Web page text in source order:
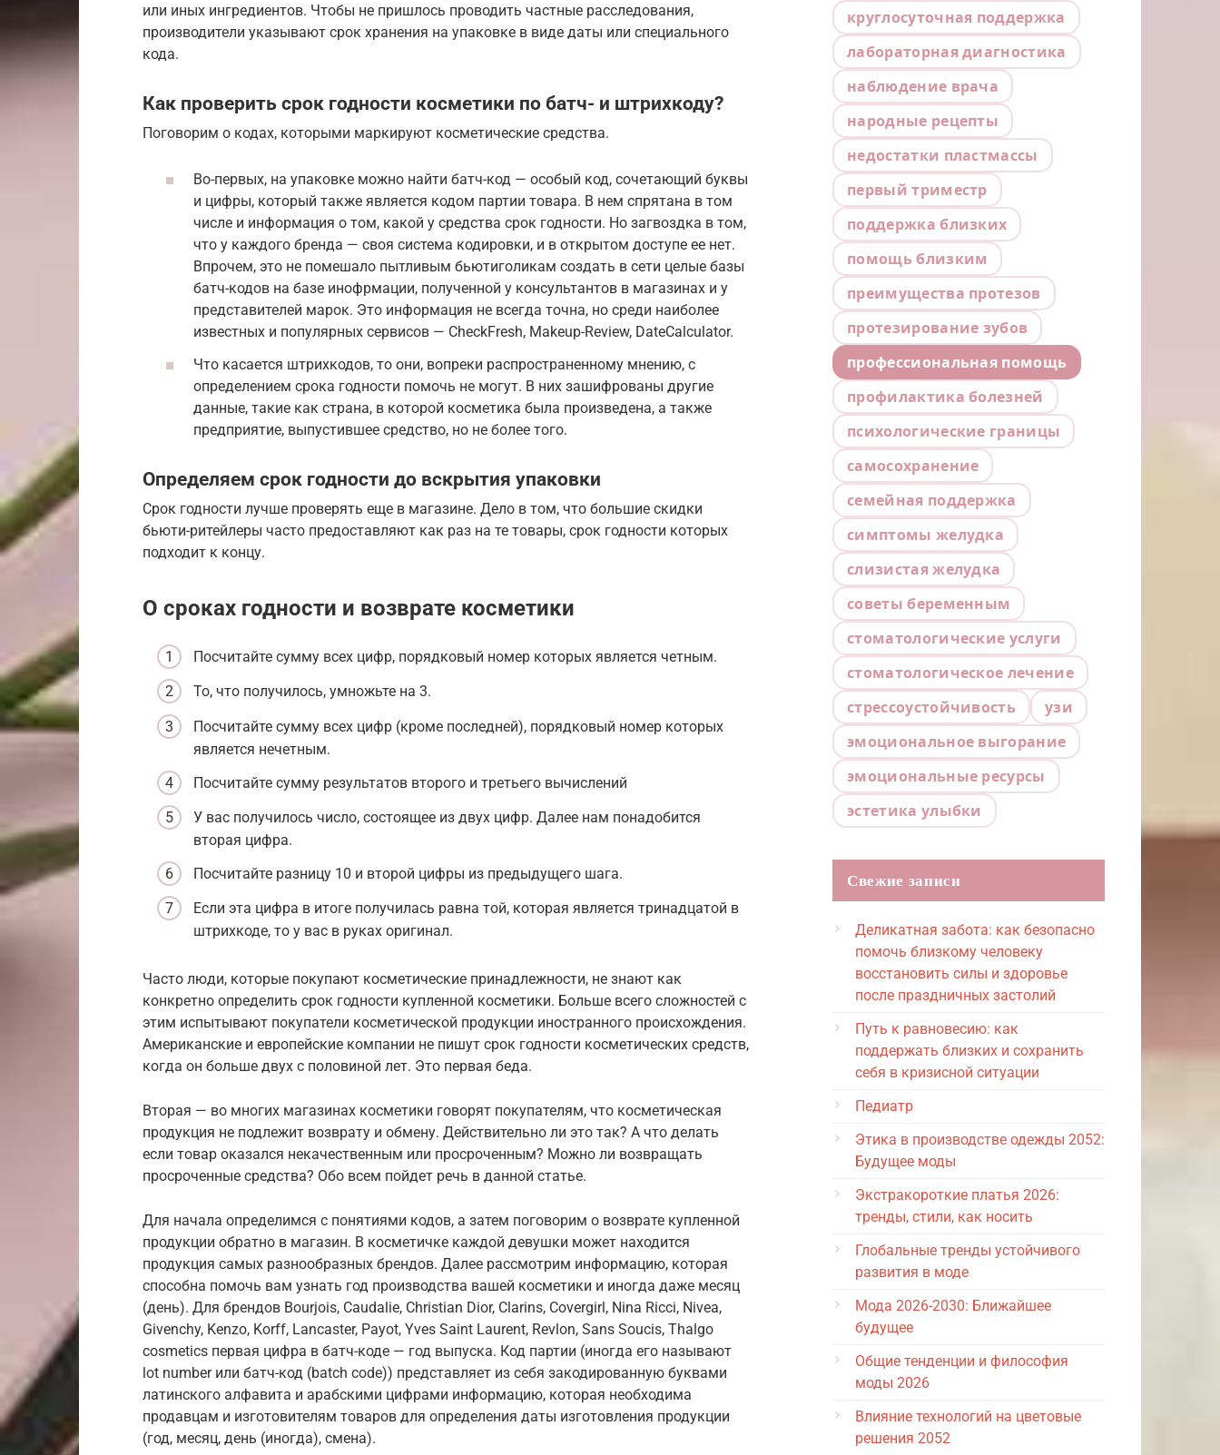
или иных ингредиентов. Чтобы не пришлось проводить частные расследования,
производители указывают срок хранения на упаковке в виде даты или специального
кода.
Как проверить срок годности косметики по батч- и штрихкоду?
Поговорим о кодах, которыми маркируют косметические средства.
Во-первых, на упаковке можно найти батч-код — особый код, сочетающий буквы
и цифры, который также является кодом партии товара. В нем спрятана в том
числе и информация о том, какой у средства срок годности. Но загвоздка в том,
что у каждого бренда — своя система кодировки, и в открытом доступе ее нет.
Впрочем, это не помешало пытливым бьютиголикам создать в сети целые базы
батч-кодов на базе инофрмации, полученной у консультантов в магазинах и у
представителей марок. Это информация не всегда точна, но среди наиболее
известных и популярных сервисов — CheckFresh, Makeup-Review, DateCalculator.
Что касается штрихкодов, то они, вопреки распространенному мнению, с
определением срока годности помочь не могут. В них зашифрованы другие
данные, такие как страна, в которой косметика была произведена, а также
предприятие, выпустившее средство, но не более того.
Определяем срок годности до вскрытия упаковки
Срок годности лучше проверять еще в магазине. Дело в том, что большие скидки
бьюти-ритейлеры часто предоставляют как раз на те товары, срок годности которых
подходит к концу.
О сроках годности и возврате косметики
Посчитайте сумму всех цифр, порядковый номер которых является четным.
То, что получилось, умножьте на 3.
Посчитайте сумму всех цифр (кроме последней), порядковый номер которых
является нечетным.
Посчитайте сумму результатов второго и третьего вычислений
У вас получилось число, состоящее из двух цифр. Далее нам понадобится
вторая цифра.
Посчитайте разницу 10 и второй цифры из предыдущего шага.
Если эта цифра в итоге получилась равна той, которая является тринадцатой в
штрихкоде, то у вас в руках оригинал.
Часто люди, которые покупают косметические принадлежности, не знают как
конкретно определить срок годности купленной косметики. Больше всего сложностей с
этим испытывают покупатели косметической продукции иностранного происхождения.
Американские и европейские компании не пишут срок годности косметических средств,
когда он больше двух с половиной лет. Это первая беда.
Вторая — во многих магазинах косметики говорят покупателям, что косметическая
продукция не подлежит возврату и обмену. Действительно ли это так? А что делать
если товар оказался некачественным или просроченным? Можно ли возвращать
просроченные средства? Обо всем пойдет речь в данной статье.
Для начала определимся с понятиями кодов, а затем поговорим о возврате купленной
продукции обратно в магазин. В косметичке каждой девушки может находится
продукция самых разнообразных брендов. Далее рассмотрим информацию, которая
способна помочь вам узнать год производства вашей косметики и иногда даже месяц
(день). Для брендов Bourjois, Caudalie, Christian Dior, Clarins, Covergirl, Nina Ricci, Nivea,
Givenchy, Kenzo, Korff, Lancaster, Payot, Yves Saint Laurent, Revlon, Sans Soucis, Thalgo
cosmetics первая цифра в батч-коде — год выпуска. Код партии (иногда его называют
lot number или батч-код (batch code)) представляет из себя закодированную буквами
латинского алфавита и арабскими цифрами информацию, которая необходима
продавцам и изготовителям товаров для определения даты изготовления продукции
(год, месяц, день (иногда), смена).
круглосуточная поддержка
лабораторная диагностика
наблюдение врача
народные рецепты
недостатки пластмассы
первый триместр
поддержка близких
помощь близким
преимущества протезов
протезирование зубов
профессиональная помощь
профилактика болезней
психологические границы
самосохранение
семейная поддержка
симптомы желудка
слизистая желудка
советы беременным
стоматологические услуги
стоматологическое лечение
стрессоустойчивость
узи
эмоциональное выгорание
эмоциональные ресурсы
эстетика улыбки
Свежие записи
Деликатная забота: как безопасно
помочь близкому человеку
восстановить силы и здоровье
после праздничных застолий
Путь к равновесию: как
поддержать близких и сохранить
себя в кризисной ситуации
Педиатр
Этика в производстве одежды 2052:
Будущее моды
Экстракороткие платья 2026:
тренды, стили, как носить
Глобальные тренды устойчивого
развития в моде
Мода 2026-2030: Ближайшее
будущее
Общие тенденции и философия
моды 2026
Влияние технологий на цветовые
решения 2052